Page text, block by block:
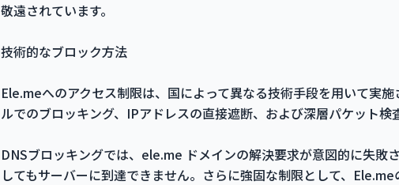
敬遠されています。
技術的なブロック方法
Ele.meへのアクセス制限は、国によって異なる技術手段を用いて実
ルでのブロッキング、IPアドレスの直接遮断、および深層パケット検
DNSブロッキングでは、ele.me ドメインの解決要求が意図的に失敗
してもサーバーに到達できません。さらに強固な制限として、